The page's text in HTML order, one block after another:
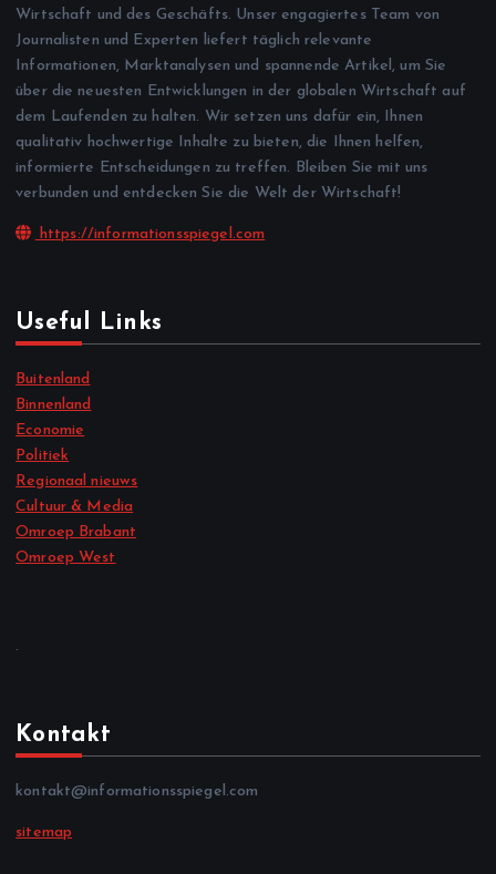
Wirtschaft und des Geschäfts. Unser engagiertes Team von
Journalisten und Experten liefert täglich relevante
Informationen, Marktanalysen und spannende Artikel, um Sie
über die neuesten Entwicklungen in der globalen Wirtschaft auf
dem Laufenden zu halten. Wir setzen uns dafür ein, Ihnen
qualitativ hochwertige Inhalte zu bieten, die Ihnen helfen,
informierte Entscheidungen zu treffen. Bleiben Sie mit uns
verbunden und entdecken Sie die Welt der Wirtschaft!
https://informationsspiegel.com
Useful Links
Buitenland
Binnenland
Economie
Politiek
Regionaal nieuws
Cultuur & Media
Omroep Brabant
Omroep West
.
Kontakt
kontakt@informationsspiegel.com
sitemap